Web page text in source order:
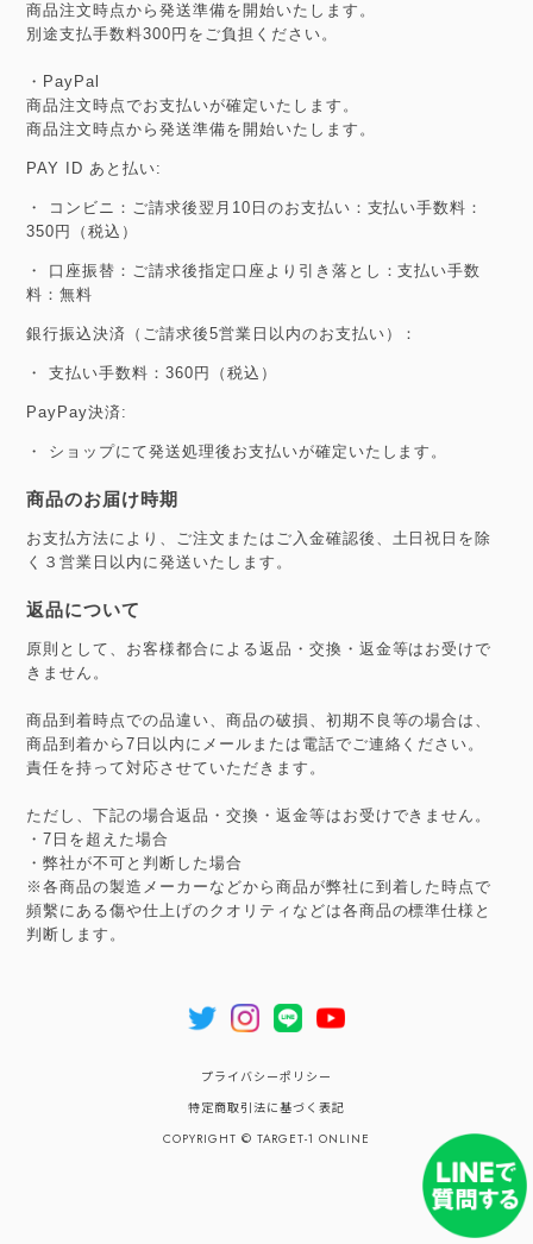
商品注文時点から発送準備を開始いたします。
別途支払手数料300円をご負担ください。
・PayPal
商品注文時点でお支払いが確定いたします。
商品注文時点から発送準備を開始いたします。
PAY ID あと払い:
・ コンビニ：ご請求後翌月10日のお支払い：支払い手数料：
350円（税込）
・ 口座振替：ご請求後指定口座より引き落とし：支払い手数
料：無料
銀行振込決済（ご請求後5営業日以内のお支払い）：
・ 支払い手数料：360円（税込）
PayPay決済:
・ ショップにて発送処理後お支払いが確定いたします。
商品のお届け時期
お支払方法により、ご注文またはご入金確認後、土日祝日を除
く３営業日以内に発送いたします。
返品について
原則として、お客様都合による返品・交換・返金等はお受けで
きません。
商品到着時点での品違い、商品の破損、初期不良等の場合は、
商品到着から7日以内にメールまたは電話でご連絡ください。
責任を持って対応させていただきます。
ただし、下記の場合返品・交換・返金等はお受けできません。
・7日を超えた場合
・弊社が不可と判断した場合
※各商品の製造メーカーなどから商品が弊社に到着した時点で
頻繫にある傷や仕上げのクオリティなどは各商品の標準仕様と
判断します。
プライバシーポリシー
特定商取引法に基づく表記
COPYRIGHT © TARGET-1 ONLINE